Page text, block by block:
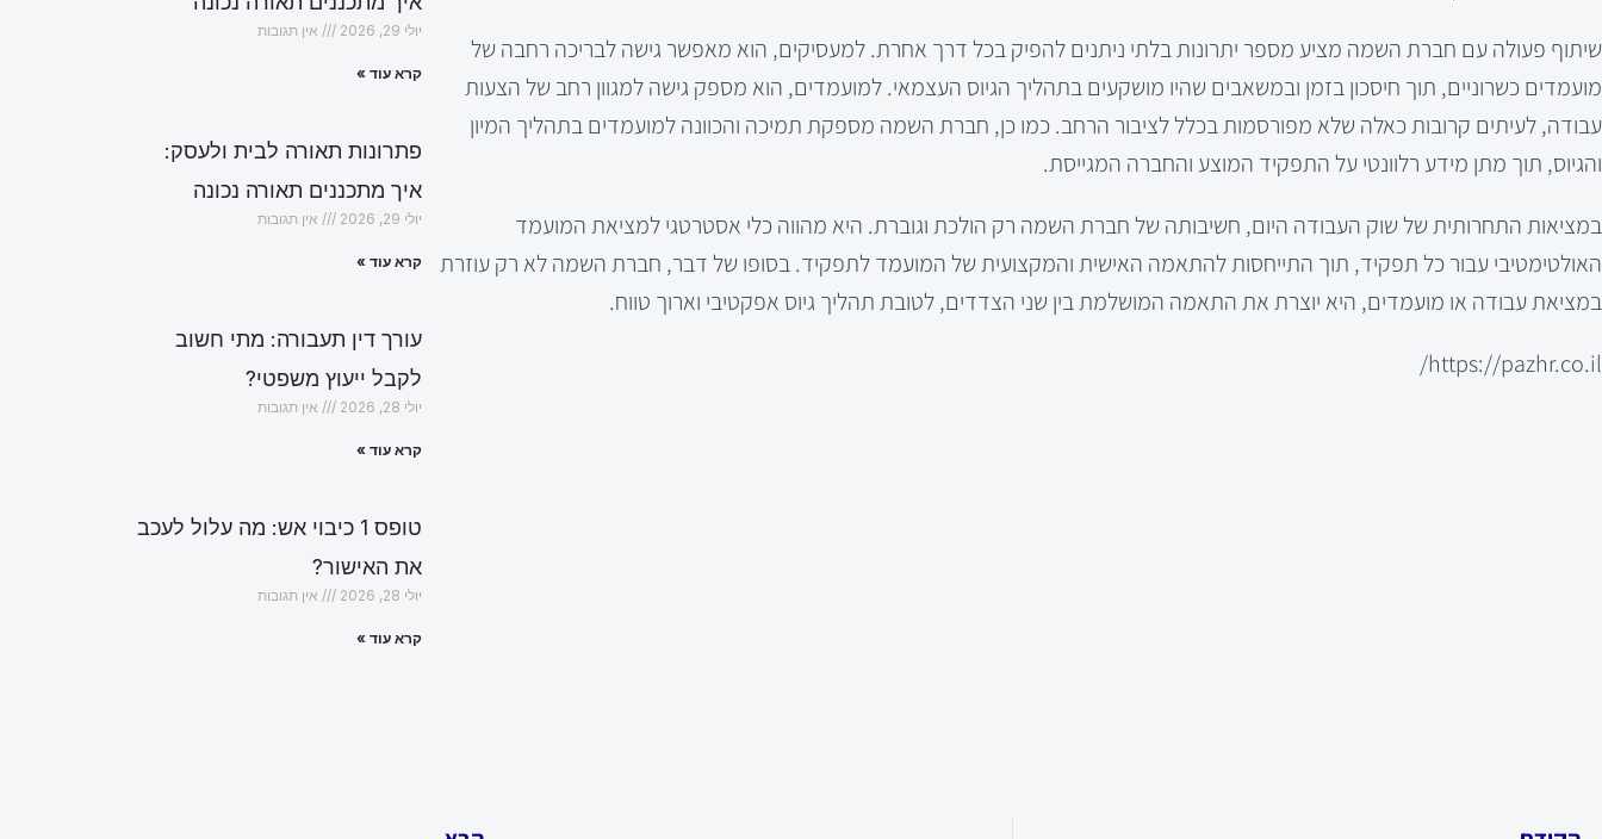
שיתוף פעולה עם חברת השמה מציע מספר יתרונות בלתי ניתנים להפיק בכל דרך אחרת. למעסיקים, הוא מאפשר גישה לבריכה רחבה של
מועמדים כשרוניים, תוך חיסכון בזמן ובמשאבים שהיו מושקעים בתהליך הגיוס העצמאי. למועמדים, הוא מספק גישה למגוון רחב של הצעות
עבודה, לעיתים קרובות כאלה שלא מפורסמות בכלל לציבור הרחב. כמו כן, חברת השמה מספקת תמיכה והכוונה למועמדים בתהליך המיון
והגיוס, תוך מתן מידע רלוונטי על התפקיד המוצע והחברה המגייסת.
במציאות התחרותית של שוק העבודה היום, חשיבותה של חברת השמה רק הולכת וגוברת. היא מהווה כלי אסטרטגי למציאת המועמד
האולטימטיבי עבור כל תפקיד, תוך התייחסות להתאמה האישית והמקצועית של המועמד לתפקיד. בסופו של דבר, חברת השמה לא רק עוזרת
במציאת עבודה או מועמדים, היא יוצרת את התאמה המושלמת בין שני הצדדים, לטובת תהליך גיוס אפקטיבי וארוך טווח.
https://pazhr.co.il/
יולי 29, 2026 אין תגובות
קרא עוד »
פתרונות תאורה לבית ולעסק:
איך מתכננים תאורה נכונה
יולי 29, 2026 אין תגובות
קרא עוד »
עורך דין תעבורה: מתי חשוב
לקבל ייעוץ משפטי?
יולי 28, 2026 אין תגובות
קרא עוד »
טופס 1 כיבוי אש: מה עלול לעכב
את האישור?
יולי 28, 2026 אין תגובות
קרא עוד »